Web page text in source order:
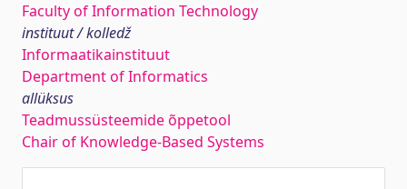
Faculty of Information Technology
instituut / kolledž
Informaatikainstituut
Department of Informatics
allüksus
Teadmussüsteemide õppetool
Chair of Knowledge-Based Systems